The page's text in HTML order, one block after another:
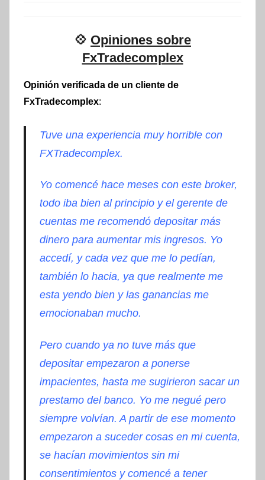
💠 Opiniones sobre
FxTradecomplex
Opinión verificada de un cliente de
FxTradecomplex:
Tuve una experiencia muy horrible con
FXTradecomplex.
Yo comencé hace meses con este broker,
todo iba bien al principio y el gerente de
cuentas me recomendó depositar más
dinero para aumentar mis ingresos. Yo
accedí, y cada vez que me lo pedían,
también lo hacia, ya que realmente me
esta yendo bien y las ganancias me
emocionaban mucho.
Pero cuando ya no tuve más que
depositar empezaron a ponerse
impacientes, hasta me sugirieron sacar un
prestamo del banco. Yo me negué pero
siempre volvían. A partir de ese momento
empezaron a suceder cosas en mi cuenta,
se hacían movimientos sin mi
consentimientos y comencé a tener